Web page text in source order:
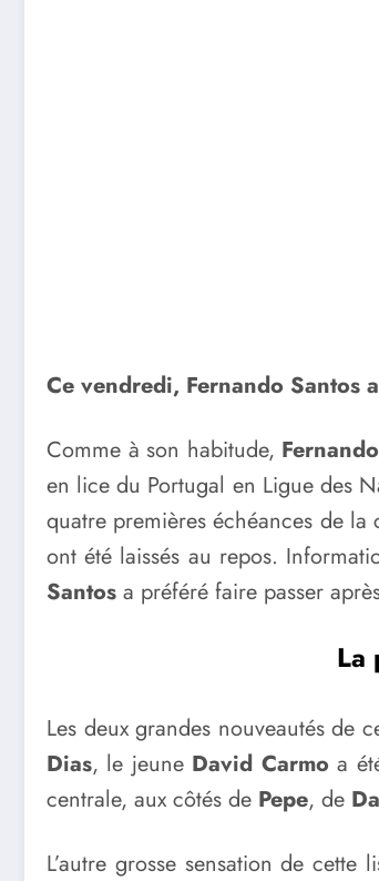
Ce vendredi, Fernando Santos
Comme à son habitude,
en lice du Portugal en Ligue des
quatre premières échéances de la
ont été laissés au repos.
Santos a préféré faire passer
La
Les deux grandes nouveautés de
Dias, le jeune David Carmo a
centrale, aux côtés de Pepe, de
L’autre grosse sensation de cette